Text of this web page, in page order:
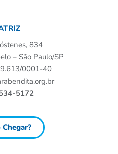
834
– São Paulo/SP
0001-40
5172
Chegar?